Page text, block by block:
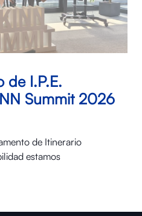
de I.P.E.
Summit 2026
de Itinerario
estamos